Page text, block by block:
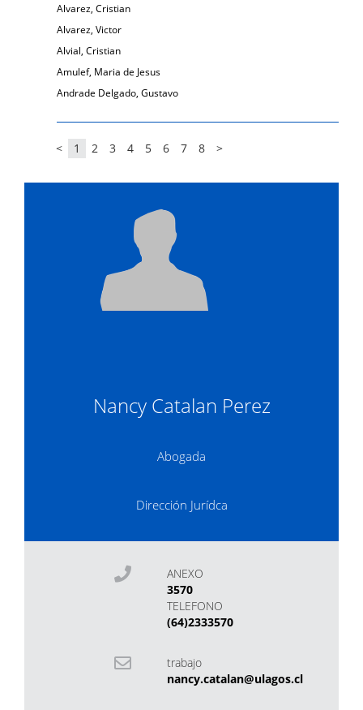
Alvarez, Cristian
Alvarez, Victor
Alvial, Cristian
Amulef, Maria de Jesus
Andrade Delgado, Gustavo
< 1 2 3 4 5 6 7 8 >
Nancy Catalan Perez
Abogada
Dirección Jurídca
ANEXO
3570
TELEFONO
(64)2333570
trabajo
nancy.catalan@ulagos.cl